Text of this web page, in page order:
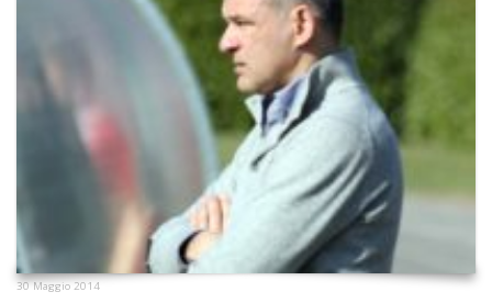
30 Maggio 2014